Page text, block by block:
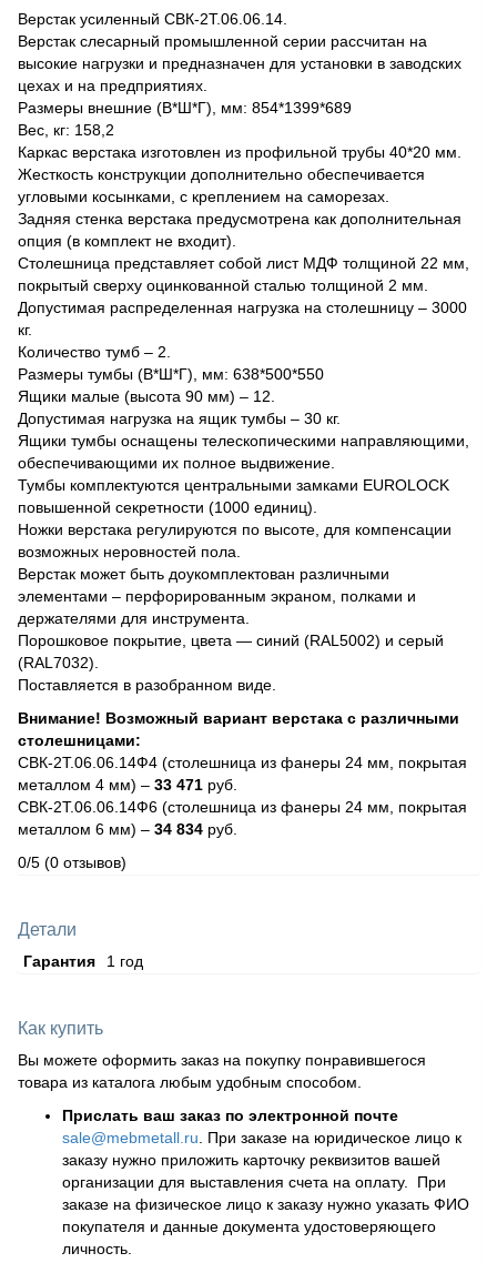
Верстак усиленный СВК-2Т.06.06.14.
Верстак слесарный промышленной серии рассчитан на
высокие нагрузки и предназначен для установки в заводских
цехах и на предприятиях.
Размеры внешние (В*Ш*Г), мм: 854*1399*689
Вес, кг: 158,2
Каркас верстака изготовлен из профильной трубы 40*20 мм.
Жесткость конструкции дополнительно обеспечивается
угловыми косынками, с креплением на саморезах.
Задняя стенка верстака предусмотрена как дополнительная
опция (в комплект не входит).
Столешница представляет собой лист МДФ толщиной 22 мм,
покрытый сверху оцинкованной сталью толщиной 2 мм.
Допустимая распределенная нагрузка на столешницу – 3000
кг.
Количество тумб – 2.
Размеры тумбы (В*Ш*Г), мм: 638*500*550
Ящики малые (высота 90 мм) – 12.
Допустимая нагрузка на ящик тумбы – 30 кг.
Ящики тумбы оснащены телескопическими направляющими,
обеспечивающими их полное выдвижение.
Тумбы комплектуются центральными замками EUROLOCK
повышенной секретности (1000 единиц).
Ножки верстака регулируются по высоте, для компенсации
возможных неровностей пола.
Верстак может быть доукомплектован различными
элементами – перфорированным экраном, полками и
держателями для инструмента.
Порошковое покрытие, цвета — синий (RAL5002) и серый
(RAL7032).
Поставляется в разобранном виде.
Внимание! Возможный вариант верстака с различными
столешницами:
СВК-2Т.06.06.14Ф4 (столешница из фанеры 24 мм, покрытая
металлом 4 мм) – 33 471 руб.
СВК-2Т.06.06.14Ф6 (столешница из фанеры 24 мм, покрытая
металлом 6 мм) – 34 834 руб.
0/5 (0 отзывов)
Детали
Гарантия 1 год
Как купить
Вы можете оформить заказ на покупку понравившегося
товара из каталога любым удобным способом.
Прислать ваш заказ по электронной почте
sale@mebmetall.ru . При заказе на юридическое лицо к
заказу нужно приложить карточку реквизитов вашей
организации для выставления счета на оплату. При
заказе на физическое лицо к заказу нужно указать ФИО
покупателя и данные документа удостоверяющего
личность.